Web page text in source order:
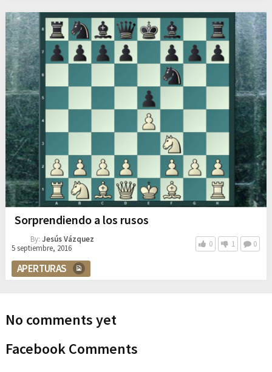
Sorprendiendo a los rusos
By: Jesús Vázquez
5 septiembre, 2016
0 1 0
APERTURAS
No comments yet
Facebook Comments